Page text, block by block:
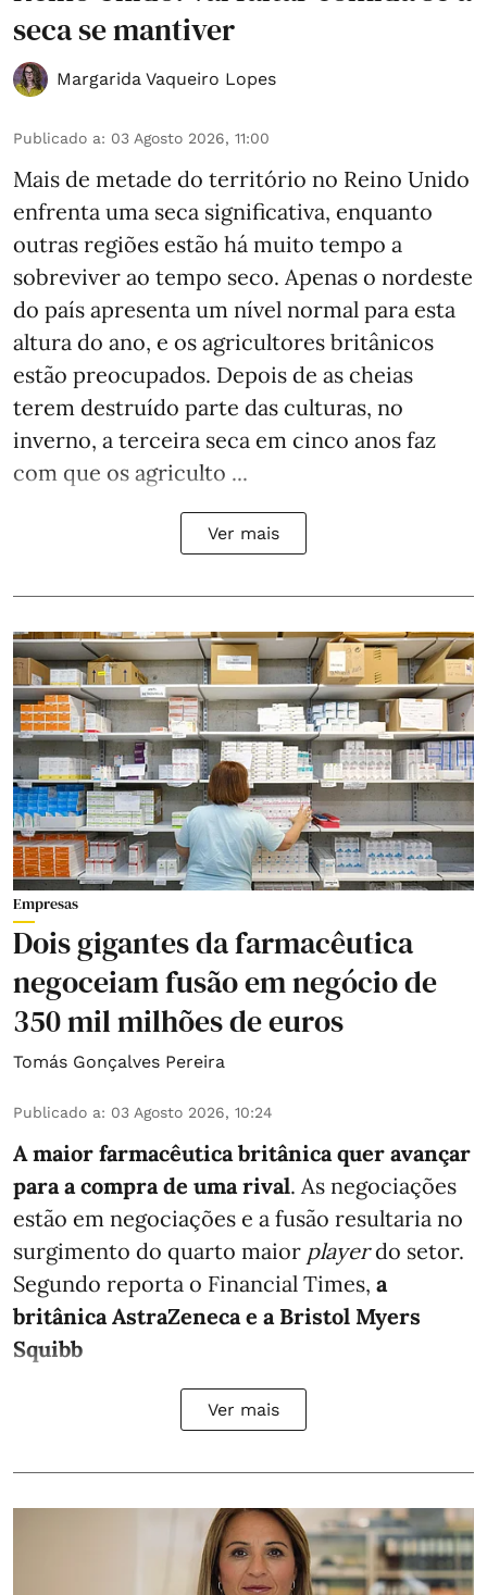
seca se mantiver
Margarida Vaqueiro Lopes
Publicado a: 03 Agosto 2026, 11:00
Mais de metade do território no Reino Unido
enfrenta uma seca significativa, enquanto
outras regiões estão há muito tempo a
sobreviver ao tempo seco. Apenas o nordeste
do país apresenta um nível normal para esta
altura do ano, e os agricultores britânicos
estão preocupados. Depois de as cheias
terem destruído parte das culturas, no
inverno, a terceira seca em cinco anos faz
com que os agriculto ...
Ver mais
Empresas
Dois gigantes da farmacêutica
negoceiam fusão em negócio de
350 mil milhões de euros
Tomás Gonçalves Pereira
Publicado a: 03 Agosto 2026, 10:24
A maior farmacêutica britânica quer avançar
para a compra de uma rival. As negociações
estão em negociações e a fusão resultaria no
surgimento do quarto maior playerdo setor.
Segundo reporta o Financial Times, a
britânica AstraZeneca e a Bristol Myers
Squibb
Ver mais